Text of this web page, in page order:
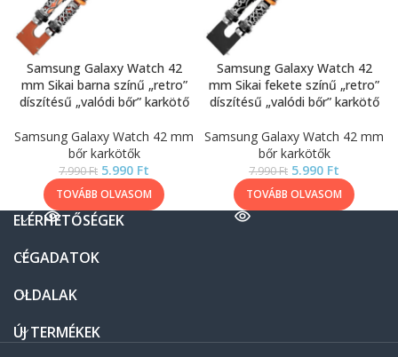
Samsung Galaxy Watch 42
mm Sikai barna színű „retro”
díszítésű „valódi bőr” karkötő
Samsung Galaxy Watch 42 mm
bőr karkötők
7.990Ft 5.990 Ft
TOVÁBB OLVASOM
Samsung Galaxy Watch 42
mm Sikai fekete színű „retro”
díszítésű „valódi bőr” karkötő
Samsung Galaxy Watch 42 mm
bőr karkötők
7.990Ft 5.990 Ft
TOVÁBB OLVASOM
ELÉRHETŐSÉGEK
CÉGADATOK
OLDALAK
ÚJ TERMÉKEK